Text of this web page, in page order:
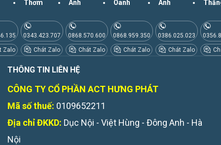
Zalo
Thơm
0343.423.707
Chát Zalo
Anh
0868.570.600
Chát Zalo
Oanh
0868.959.350
Chát Zalo
Anh
0386.025.023
Chát Zalo
THÔNG TIN LIÊN HỆ
CÔNG TY CỔ PHẦN ACT HƯNG PHÁT
Mã số thuế: 0109652211
Địa chỉ ĐKKD: Dục Nội - Việt Hùng - Đông Anh - Hà
Nội